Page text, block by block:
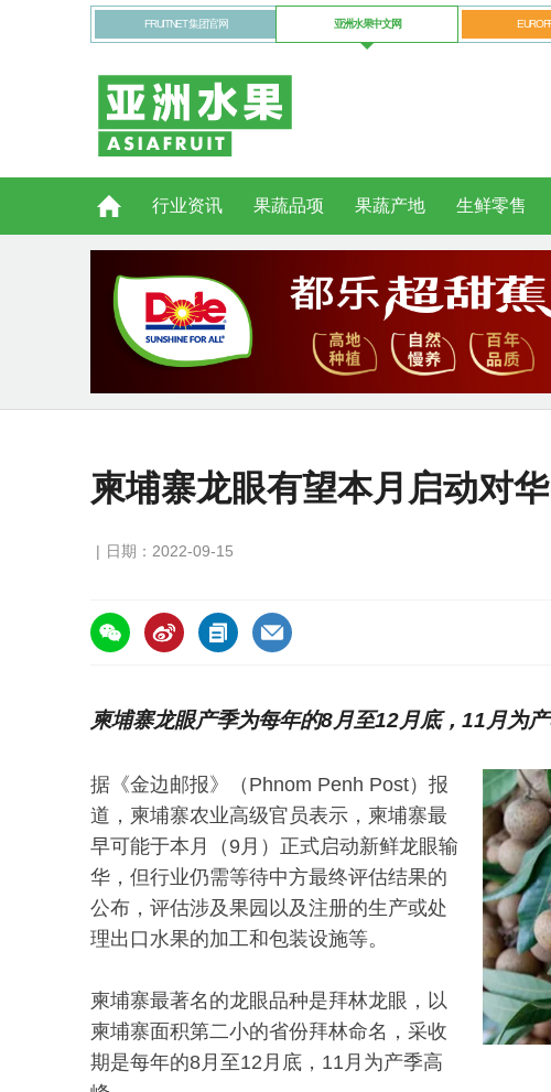
FRUITNET 集团官网 亚洲水果中文网
行业资讯 果蔬品项 果蔬产地 生鲜零售
柬埔寨龙眼有望本月启动对
日期：2022-09-15
https://asiafruitchina.net/22684.html
柬埔寨龙眼产季为每年的8月至12月底，11月为产
据《金边邮报》（Phnom Penh Post）报
道，柬埔寨农业高级官员表示，柬埔寨最
早可能于本月（9月）正式启动新鲜龙眼输
华，但行业仍需等待中方最终评估结果的
公布，评估涉及果园以及注册的生产或处
理出口水果的加工和包装设施等。
柬埔寨最著名的龙眼品种是拜林龙眼，以
柬埔寨面积第二小的省份拜林命名，采收
期是每年的8月至12月底，11月为产季高